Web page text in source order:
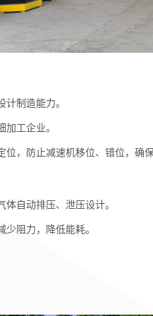
制造能力。
工企业。
位，防止减速机移位、错位，确保
体自动排压、泄压设计。
阻力，降低能耗。